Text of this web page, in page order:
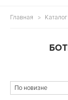
Главная Каталог